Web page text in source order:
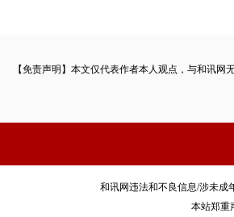
【免责声明】本文仅代表作者本人观点，与和讯
和讯网违法和不良信息/涉未成
本站郑重